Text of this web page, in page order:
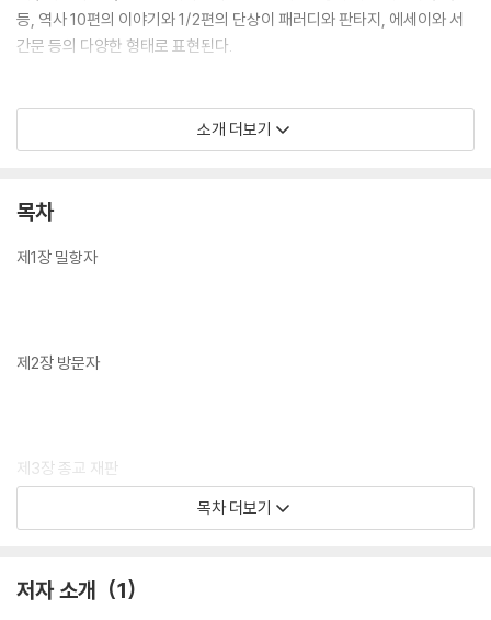
등, 역사 10편의 이야기와 1/2편의 단상이 패러디와 판타지, 에세이와 서
간문 등의 다양한 형태로 표현된다.
작가가 이 이야기들을 통해 던지는 가장 중요한 메시지는 '역사는 하나의
사가 어떻게 허구화되고 신화화되고 우화화되었는지, 작가는 색다른 시각
소개 더보기
목차
제1장 밀항자
제2장 방문자
제3장 종교 재판
목차 더보기
저자 소개 1